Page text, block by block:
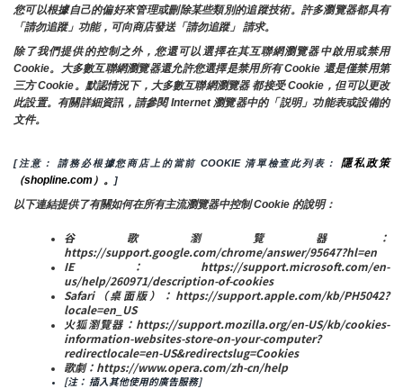
您可以根據自己的偏好來管理或刪除某些類別的追蹤技術。許多瀏覽器都具有
「請勿追蹤」功能，可向商店發送「請勿追蹤」 請求。
除了我們提供的控制之外，您還可以選擇在其互聯網瀏覽器中啟用或禁用
Cookie。大多數互聯網瀏覽器還允許您選擇是禁用所有 Cookie 還是僅禁用第
三方 Cookie。默認情況下，大多數互聯網瀏覽器 都接受 Cookie，但可以更改
此設置。有關詳細資訊，請參閱 Internet 瀏覽器中的「説明」功能表或設備的
文件。
[注意： 請務必根據您商店上的當前 COOKIE 清單檢查此列表： 隱私政策
（shopline.com）。
]
以下連結提供了有關如何在所有主流瀏覽器中控制 Cookie 的說明：
谷歌瀏覽器：
https://support.google.com/chrome/answer/95647?hl=en
IE：https://support.microsoft.com/en-
us/help/260971/description-of-cookies
Safari（桌面版）：https://support.apple.com/kb/PH5042?
locale=en_US
火狐瀏覽器：https://support.mozilla.org/en-US/kb/cookies-
information-websites-store-on-your-computer?
redirectlocale=en-US&redirectslug=Cookies
歌劇：https://www.opera.com/zh-cn/help
[注： 插入其他使用的廣告服務]